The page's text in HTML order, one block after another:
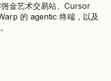
金艺术交易站、Cursor
的 agentic 终端，以及